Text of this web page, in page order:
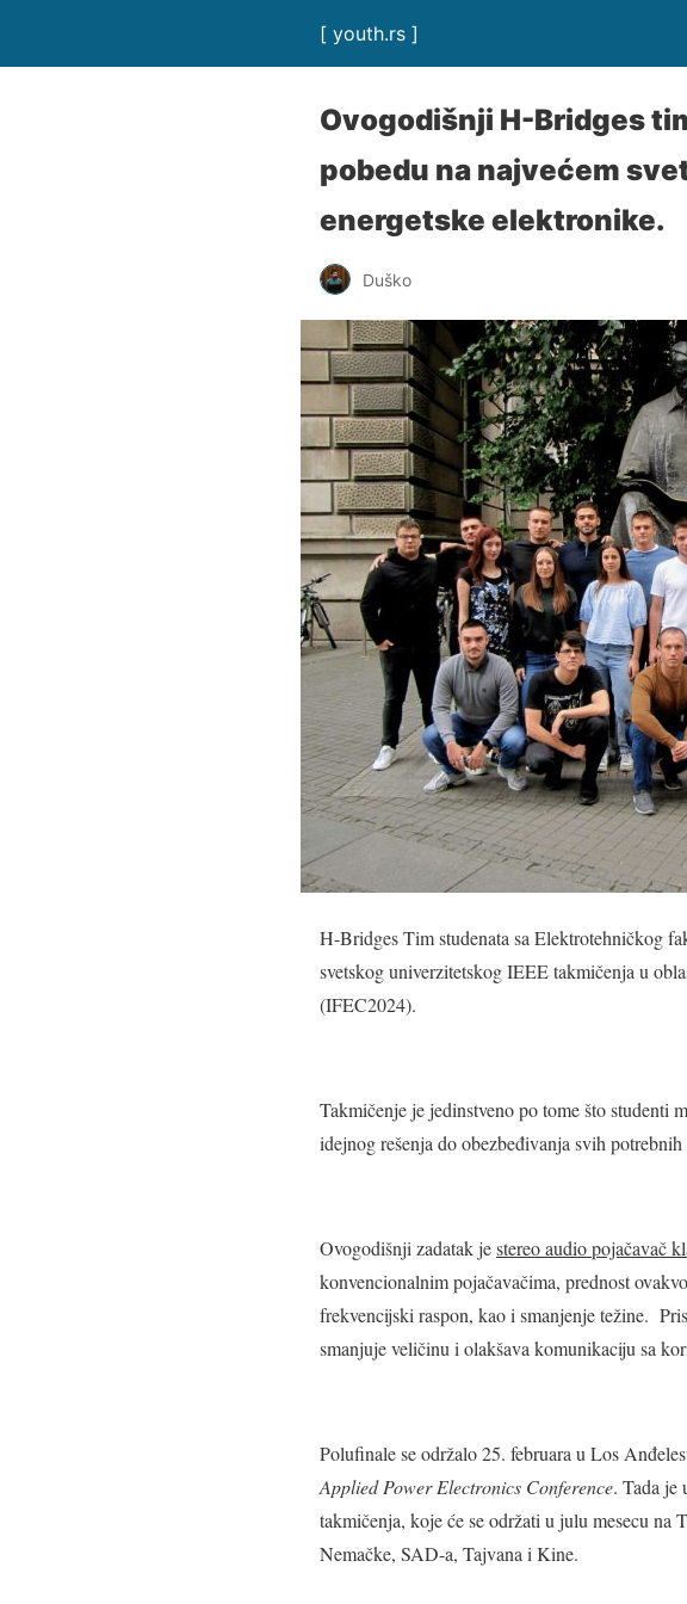
[ youth.rs ]
Ovogodišnji H-Bridges
pobedu na najvećem
energetske elektronike.
Duško
H-Bridges Tim studenata sa Elektrotehničkog
svetskog univerzitetskog IEEE takmičenja u
(IFEC2024).
Takmičenje je jedinstveno po tome što studenti
idejnog rešenja do obezbeđivanja svih
Ovogodišnji zadatak jestereo audio pojačavač
konvencionalnim pojačavačima, prednost
frekvencijski raspon, kao i smanjenje težine.
smanjuje veličinu i olakšava komunikaciju sa
Polufinale se održalo 25. februara u Los
Applied Power Electronics Conference. Tada je
takmičenja, koje će se održati u julu mesecu na
Nemačke, SAD-a, Tajvana i Kine.